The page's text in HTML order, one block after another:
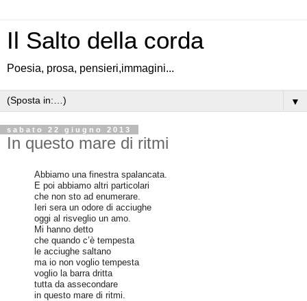
Il Salto della corda
Poesia, prosa, pensieri,immagini...
▼
sabato 22 giugno 2013
In questo mare di ritmi
Abbiamo una finestra spalancata.
E poi abbiamo altri particolari
che non sto ad enumerare.
Ieri sera un odore di acciughe
oggi al risveglio un amo.
Mi hanno detto
che quando c’è tempesta
le acciughe saltano
ma io non voglio tempesta
voglio la barra dritta
tutta da assecondare
in questo mare di ritmi.